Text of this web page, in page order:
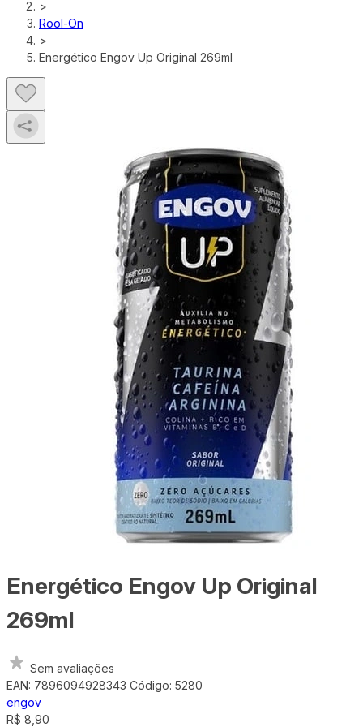
>
Rool-On
>
Energético Engov Up Original 269ml
Energético Engov Up Original
269ml
Sem avaliações
EAN: 7896094928343 Código: 5280
engov
R$ 8,90